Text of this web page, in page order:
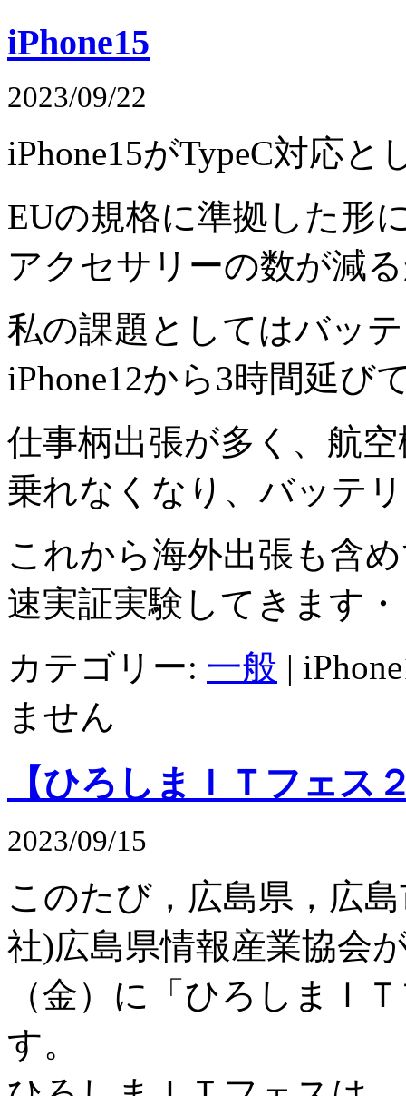
iPhone15
2023/09/22
iPhone15がTypeC対応
EUの規格に準拠した形
アクセサリーの数が減
私の課題としてはバッ
iPhone12から3時間延び
仕事柄出張が多く、航
乗れなくなり、バッテ
これから海外出張も含
速実証実験してきます
カテゴリー: 一般 |
ません
【ひろしまＩＴフェス
2023/09/15
このたび，広島県，広
社)広島県情報産業協会
（金）に「ひろしまＩ
す。